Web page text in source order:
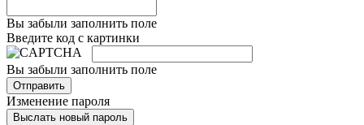
Вы забыли заполнить поле
Введите код с картинки
Вы забыли заполнить поле
Отправить
Изменение пароля
Выслать новый пароль